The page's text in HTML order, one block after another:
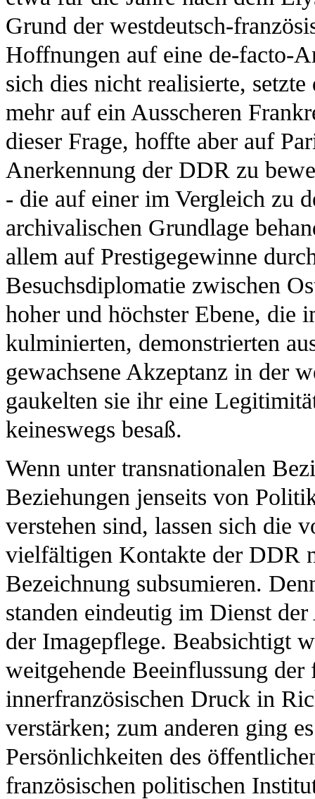
Grund der westdeutsch-
Hoffnungen auf eine de-facto-
sich dies nicht realisierte,
mehr auf ein Ausscheren
dieser Frage, hoffte aber auf
Anerkennung der DDR zu
- die auf einer im Vergleich zu
archivalischen Grundlage
allem auf Prestigegewinne
Besuchsdiplomatie zwischen
hoher und höchster Ebene, die
kulminierten, demonstrierten
gewachsene Akzeptanz in der
gaukelten sie ihr eine
keineswegs besaß.
Wenn unter transnationalen
Beziehungen jenseits von
verstehen sind, lassen sich die
vielfältigen Kontakte der DDR
Bezeichnung subsumieren.
standen eindeutig im Dienst
der Imagepflege. Beabsichtigt
weitgehende Beeinflussung
innerfranzösischen Druck in
verstärken; zum anderen ging
Persönlichkeiten des
französischen politischen